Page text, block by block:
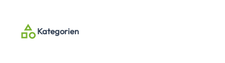
Kategorien